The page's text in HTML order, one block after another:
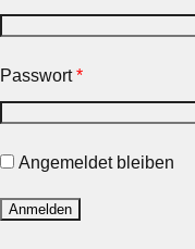
Passwort*
Angemeldet bleiben